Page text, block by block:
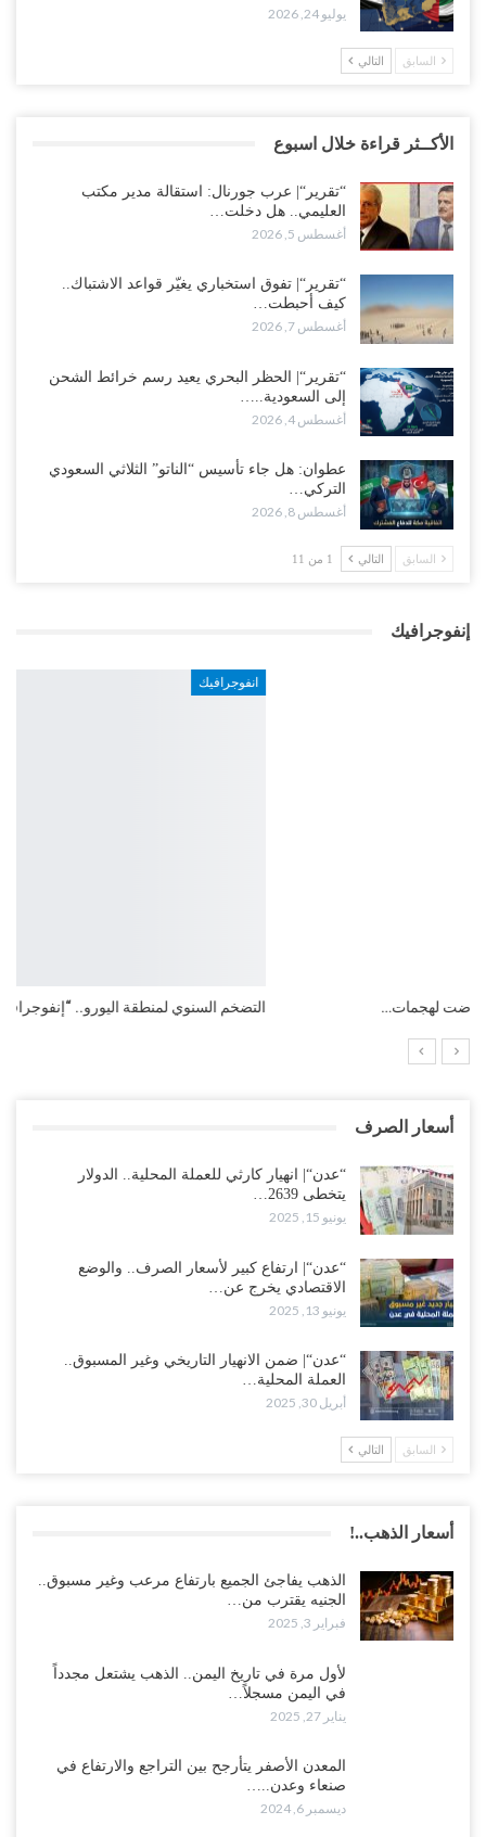
يوليو 24, 2026
السابق التالي
الأكــثر قراءة خلال اسبوع
“تقرير“| عرب جورنال: استقالة مدير مكتب
العليمي.. هل دخلت…
أغسطس 5, 2026
“تقرير“| تفوق استخباري يغيّر قواعد الاشتباك..
كيف أحبطت…
أغسطس 7, 2026
“تقرير“| الحظر البحري يعيد رسم خرائط الشحن
إلى السعودية..…
أغسطس 4, 2026
عطوان: هل جاء تأسيس “الناتو” الثلاثي السعودي
التركي…
أغسطس 8, 2026
السابق التالي 1 من 11
إنفوجرافيك
التضخم السنوي لمنطقة اليورو.. “إنفوجرافيك“..!
أسعار الصرف
“عدن“| انهيار كارثي للعملة المحلية.. الدولار
يتخطى 2639…
يونيو 15, 2025
“عدن“| ارتفاع كبير لأسعار الصرف.. والوضع
الاقتصادي يخرج عن…
يونيو 13, 2025
“عدن“| ضمن الانهيار التاريخي وغير المسبوق..
العملة المحلية…
أبريل 30, 2025
السابق التالي
أسعار الذهب..!
الذهب يفاجئ الجميع بارتفاع مرعب وغير مسبوق..
الجنيه يقترب من…
فبراير 3, 2025
لأول مرة في تاريخ اليمن.. الذهب يشتعل مجدداً
في اليمن مسجلاً…
يناير 27, 2025
المعدن الأصفر يتأرجح بين التراجع والارتفاع في
صنعاء وعدن..…
ديسمبر 6, 2024